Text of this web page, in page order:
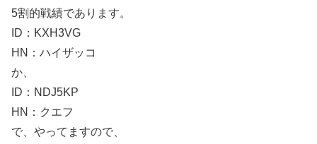
5割的戦績であります。
ID：KXH3VG
HN：ハイザッコ
か、
ID：NDJ5KP
HN：クエフ
で、やってますので、